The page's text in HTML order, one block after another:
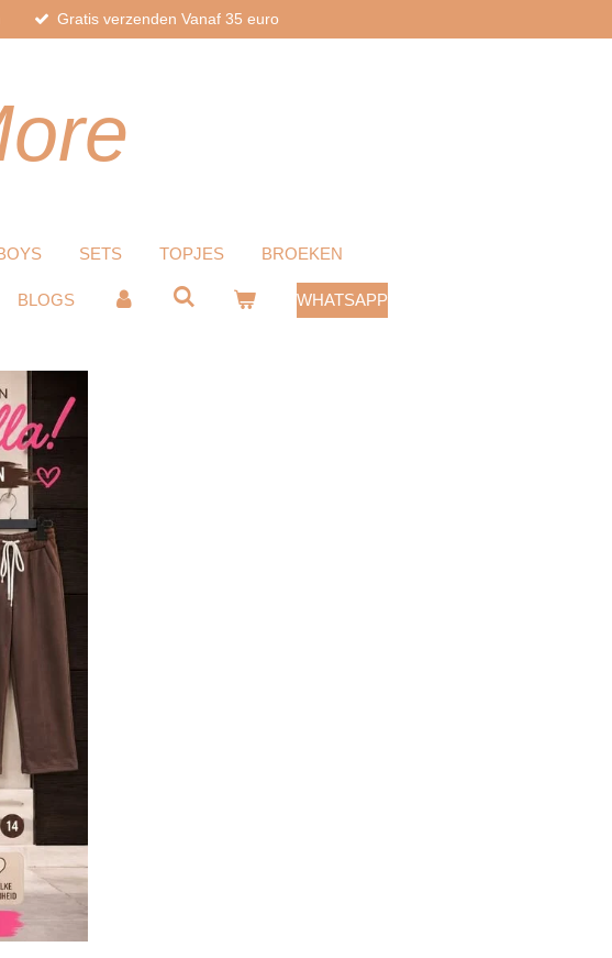
Gratis verzenden Vanaf 35 euro
SETS TOPJES BROEKEN
BLOGS WHATSAPP